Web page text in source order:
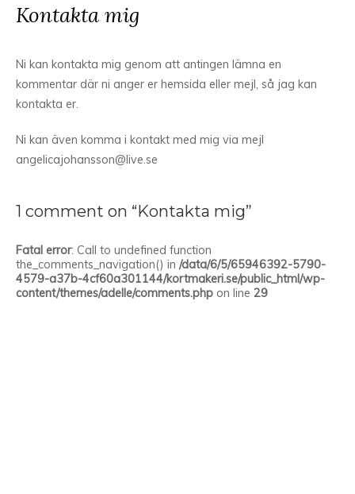
Kontakta mig
Ni kan kontakta mig genom att antingen lämna en
kommentar där ni anger er hemsida eller mejl, så jag kan
kontakta er.
Ni kan även komma i kontakt med mig via mejl
angelicajohansson@live.se
1 comment on “Kontakta mig”
Fatal error: Call to undefined function
the_comments_navigation() in /data/6/5/65946392-5790-
4579-a37b-4cf60a301144/kortmakeri.se/public_html/wp-
content/themes/adelle/comments.php on line 29